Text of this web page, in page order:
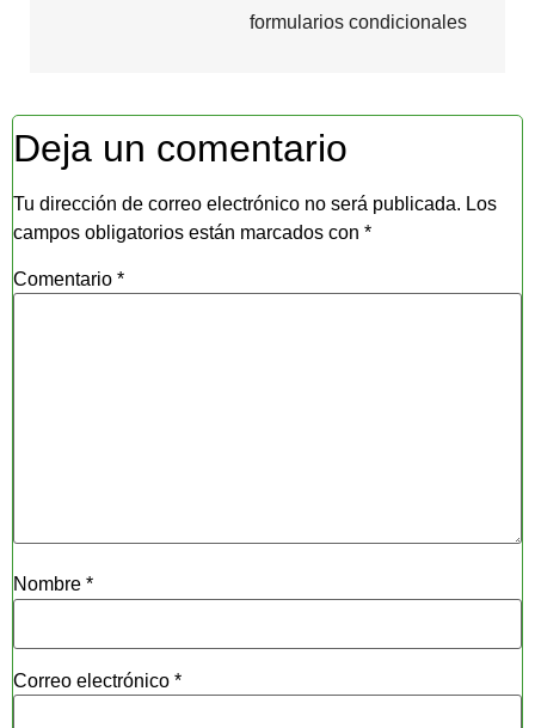
formularios condicionales
Deja un comentario
Tu dirección de correo electrónico no será publicada. Los
campos obligatorios están marcados con *
Comentario *
Nombre *
Correo electrónico *